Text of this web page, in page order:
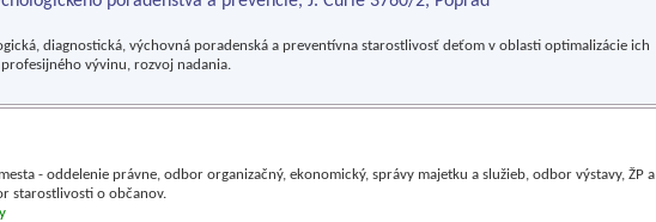
diagnostická, výchovná poradenská a preventívna starostlivosť deťom v oblasti optimalizácie ich
vývinu, rozvoj nadania.
- oddelenie právne, odbor organizačný, ekonomický, správy majetku a služieb, odbor výstavy, ŽP a
starostlivosti o občanov.